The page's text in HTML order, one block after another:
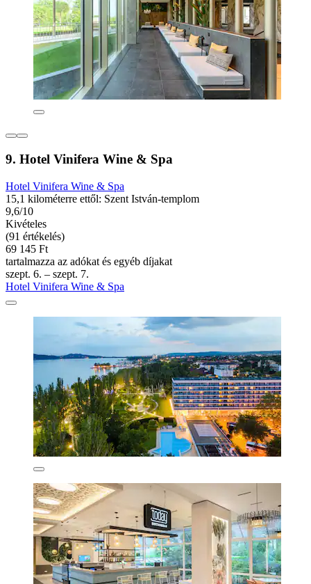
9. Hotel Vinifera Wine & Spa
Hotel Vinifera Wine & Spa
15,1 kilométerre ettől: Szent István-templom
9,6/10
Kivételes
(91 értékelés)
69 145 Ft
tartalmazza az adókat és egyéb díjakat
szept. 6. – szept. 7.
Hotel Vinifera Wine & Spa